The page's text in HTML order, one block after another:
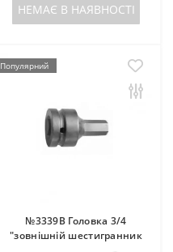
НЕМАЄ В НАЯВНОСТІ
Популярний
№3339B Головка 3/4
"зовнішній шестигранник